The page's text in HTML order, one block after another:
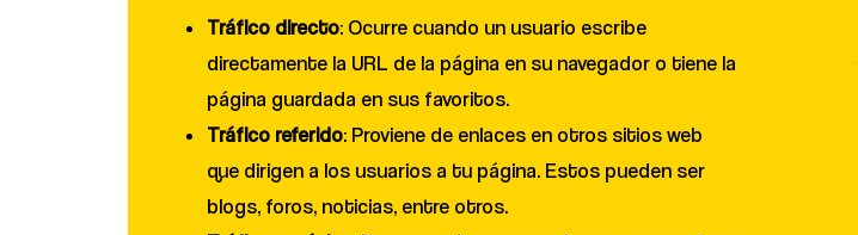
Tráfico directo: Ocurre cuando un usuario escribe
directamente la URL de la página en su navegador o tiene la
página guardada en sus favoritos.
Tráfico referido: Proviene de enlaces en otros sitios web
que dirigen a los usuarios a tu página. Estos pueden ser
blogs, foros, noticias, entre otros.